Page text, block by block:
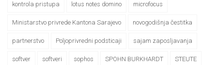
kontrola pristupa lotus notes domino microfocus
Ministarstvo privrede Kantona Sarajevo novogodišnja čestitka
partnerstvo Poljoprivredni podsticaji sajam zaposljavanja
softver softveri sophos SPOHN BURKHARDT STEUTE